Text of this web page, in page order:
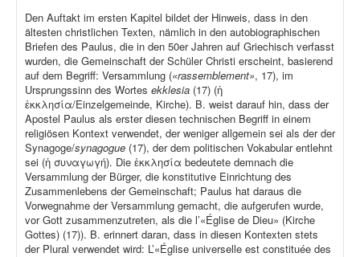
Den Auftakt im ersten Kapitel bildet der Hinweis, dass in den
ältesten christlichen Texten, nämlich in den autobiographischen
Briefen des Paulus, die in den 50er Jahren auf Griechisch verfasst
wurden, die Gemeinschaft der Schüler Christi erscheint, basierend
auf dem Begriff: Versammlung («rassemblement», 17), im
Ursprungssinn des Wortes ekklesia (17) (ἡ
ἐκκλησία/Einzelgemeinde, Kirche). B. weist darauf hin, dass der
Apostel Paulus als erster diesen technischen Begriff in einem
religiösen Kontext verwendet, der weniger allgemein sei als der der
Synagoge/synagogue (17), der dem politischen Vokabular entlehnt
sei (ἡ συναγωγή). Die ἐκκλησία bedeutete demnach die
Versammlung der Bürger, die konstitutive Einrichtung des
Zusammenlebens der Gemeinschaft; Paulus hat daraus die
Vorwegnahme der Versammlung gemacht, die aufgerufen wurde,
vor Gott zusammenzutreten, als die l’«Église de Dieu» (Kirche
Gottes) (17)). B. erinnert daran, dass in diesen Kontexten stets
der Plural verwendet wird: L’«Église universelle est constituée des